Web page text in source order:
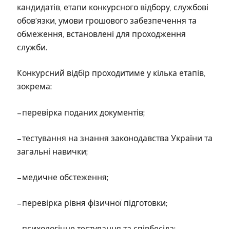
кандидатів, етапи конкурсного відбору, службові
обов’язки, умови грошового забезпечення та
обмеження, встановлені для проходження
служби.
Конкурсний відбір проходитиме у кілька етапів,
зокрема:
– перевірка поданих документів;
– тестування на знання законодавства України та
загальні навички;
– медичне обстеження;
– перевірка рівня фізичної підготовки;